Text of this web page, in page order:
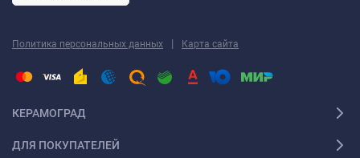
Политика персональных данных | Карта сайта
КЕРАМОГРАД
ДЛЯ ПОКУПАТЕЛЕЙ